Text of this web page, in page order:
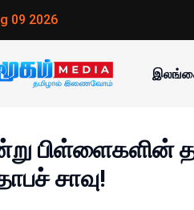
09 2026
பிள்ளைகளின்
சாவு!